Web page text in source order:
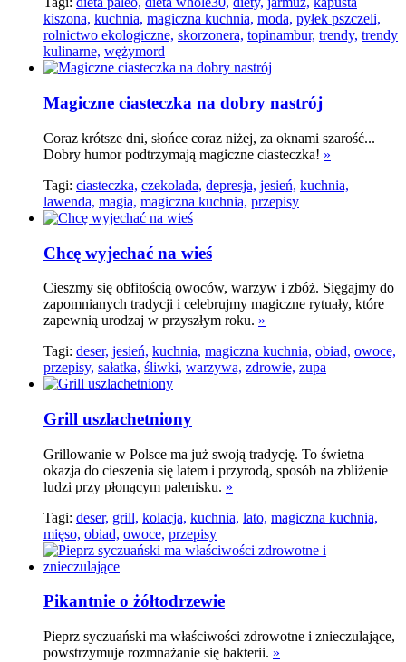
kiszona, kuchnia, magiczna kuchnia, moda, pyłek pszczeli,
rolnictwo ekologiczne, skorzonera, topinambur, trendy, trendy
kulinarne, wężymord
Magiczne ciasteczka na dobry nastrój
Coraz krótsze dni, słońce coraz niżej, za oknami szarość...
Dobry humor podtrzymają magiczne ciasteczka! »
Tagi: ciasteczka, czekolada, depresja, jesień, kuchnia,
lawenda, magia, magiczna kuchnia, przepisy
Chcę wyjechać na wieś
Cieszmy się obfitością owoców, warzyw i zbóż. Sięgajmy do
zapomnianych tradycji i celebrujmy magiczne rytuały, które
zapewnią urodzaj w przyszłym roku. »
Tagi: deser, jesień, kuchnia, magiczna kuchnia, obiad, owoce,
przepisy, sałatka, śliwki, warzywa, zdrowie, zupa
Grill uszlachetniony
Grillowanie w Polsce ma już swoją tradycję. To świetna
okazja do cieszenia się latem i przyrodą, sposób na zbliżenie
ludzi przy płonącym palenisku. »
Tagi: deser, grill, kolacja, kuchnia, lato, magiczna kuchnia,
mięso, obiad, owoce, przepisy
Pikantnie o żółtodrzewie
Pieprz syczuański ma właściwości zdrowotne i znieczulające,
powstrzymuje rozmnażanie się bakterii. »